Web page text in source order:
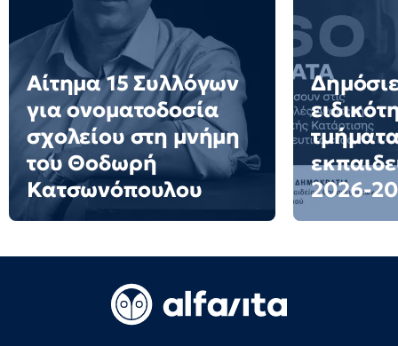
Αίτημα 15 Συλλόγων
για ονοματοδοσία
σχολείου στη μνήμη
του Θοδωρή
Κατσωνόπουλου
2026-